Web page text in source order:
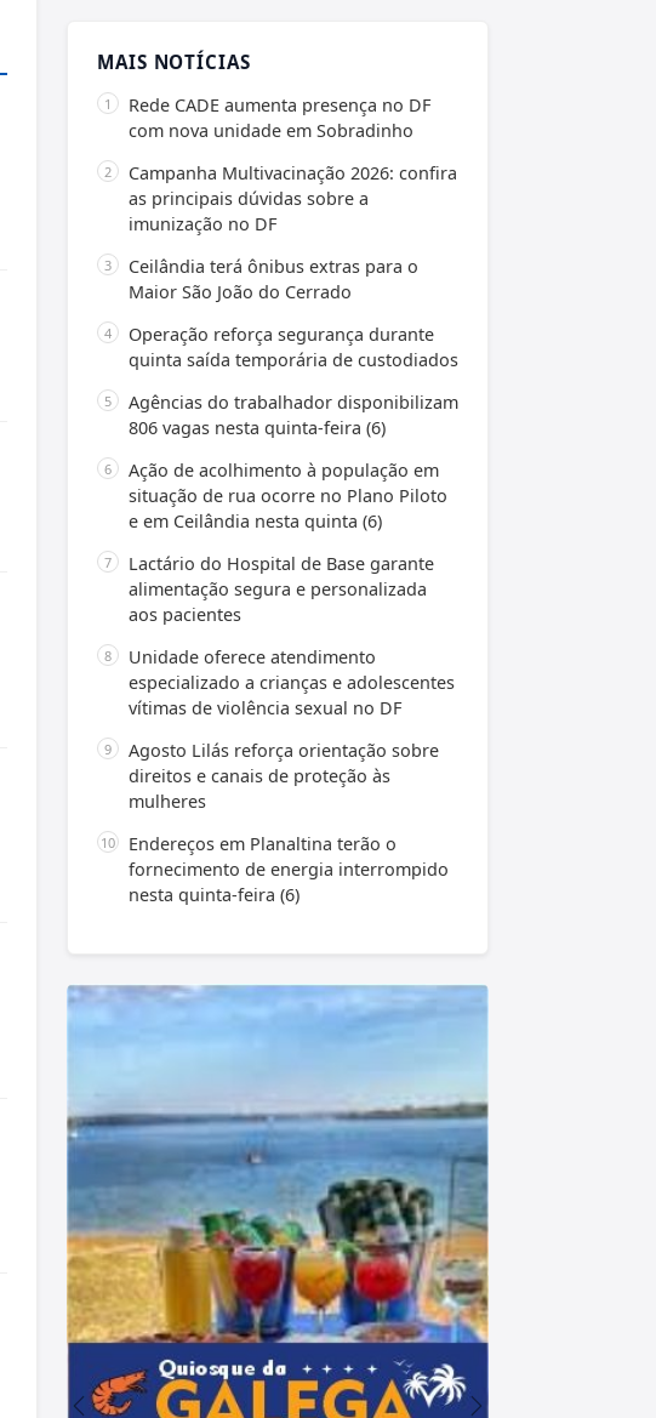
MAIS NOTÍCIAS
Rede CADE aumenta presença no DF
com nova unidade em Sobradinho
Campanha Multivacinação 2026: confira
as principais dúvidas sobre a
imunização no DF
Ceilândia terá ônibus extras para o
Maior São João do Cerrado
Operação reforça segurança durante
quinta saída temporária de custodiados
Agências do trabalhador disponibilizam
806 vagas nesta quinta-feira (6)
Ação de acolhimento à população em
situação de rua ocorre no Plano Piloto
e em Ceilândia nesta quinta (6)
Lactário do Hospital de Base garante
alimentação segura e personalizada
aos pacientes
Unidade oferece atendimento
especializado a crianças e adolescentes
vítimas de violência sexual no DF
Agosto Lilás reforça orientação sobre
direitos e canais de proteção às
mulheres
Endereços em Planaltina terão o
fornecimento de energia interrompido
nesta quinta-feira (6)